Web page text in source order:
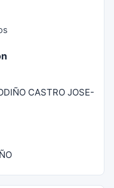
CASTRO JOSE-